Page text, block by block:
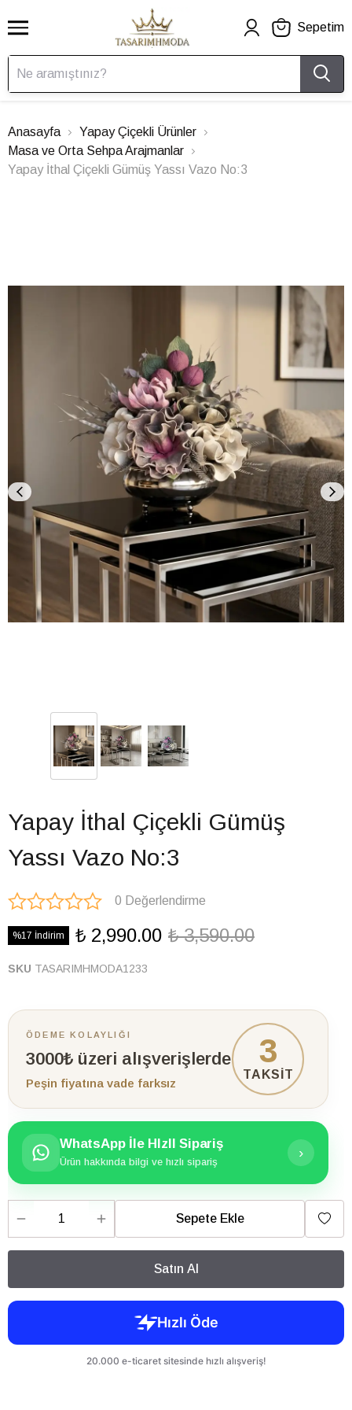
Sepetim
Anasayfa
Yapay Çiçekli Ürünler
Masa ve Orta Sehpa Arajmanlar
Yapay İthal Çiçekli Gümüş Yassı Vazo No:3
Yapay İthal Çiçekli Gümüş
Yassı Vazo No:3
0 Değerlendirme
%17 İndirim ₺ 2,990.00 ₺ 3,590.00
SKU TASARIMHMODA1233
ÖDEME KOLAYLIĞI
3000₺ üzeri alışverişlerde
Peşin fiyatına vade farksız
3
TAKSİT
WhatsApp İle HIzlI Sipariş
Ürün hakkında bilgi ve hızlı sipariş
›
Sepete Ekle
Satın Al